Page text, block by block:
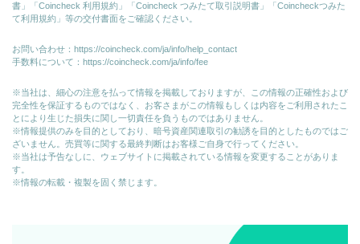
書」「Coincheck 利用規約」「Coincheck つみたて取引説明書」「Coincheckつみた
て利用規約」等の交付書面をご確認ください。
お問い合わせ： https://coincheck.com/ja/info/help_contact
手数料について： https://coincheck.com/ja/info/fee
※当社は、細心の注意を払って情報を掲載しておりますが、この情報の正確性および
完全性を保証するものではなく、お客さまがこの情報もしくは内容をご利用されたこ
とにより生じた損失に関し一切責任を負うものではありません。
※情報提供のみを目的としており、暗号資産関連取引の勧誘を目的としたものではご
ざいません。売買等に関する最終判断はお客様ご自身で行ってください。
※当社は予告なしに、ウェブサイトに掲載されている情報を変更することがありま
す。
※情報の転載・複製を固く禁じます。